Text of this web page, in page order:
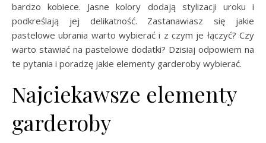
bardzo kobiece. Jasne kolory dodają stylizacji uroku i
podkreślają jej delikatność. Zastanawiasz się jakie
pastelowe ubrania warto wybierać i z czym je łączyć? Czy
warto stawiać na pastelowe dodatki? Dzisiaj odpowiem na
te pytania i poradzę jakie elementy garderoby wybierać.
Najciekawsze elementy
garderoby